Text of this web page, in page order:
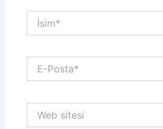
İsim*
Posta*
sitesi